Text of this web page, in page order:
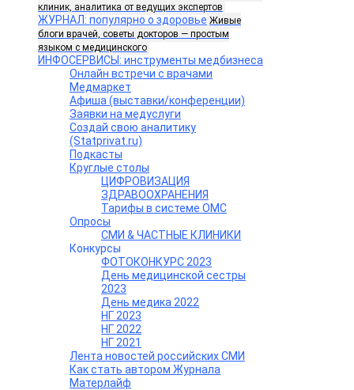
клиник, аналитика от ведущих экспертов
ЖУРНАЛ: популярно о здоровье Живые
блоги врачей, советы докторов — простым
языком с медицинского
ИНФОСЕРВИСЫ: инструменты медбизнеса
Онлайн встречи с врачами
Медмаркет
Афиша (выставки/конференции)
Заявки на медуслуги
Создай свою аналитику
(Statprivat.ru)
Подкасты
Круглые столы
ЦИФРОВИЗАЦИЯ
ЗДРАВООХРАНЕНИЯ
Тарифы в системе ОМС
Опросы
СМИ & ЧАСТНЫЕ КЛИНИКИ
Конкурсы
ФОТОКОНКУРС 2023
День медицинской сестры
2023
День медика 2022
НГ 2023
НГ 2022
НГ 2021
Лента новостей российских СМИ
Как стать автором Журнала
Матерлайф